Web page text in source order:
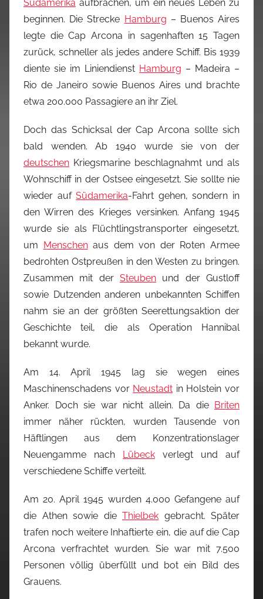
Südamerika aufbrachen, um ein neues Leben zu
beginnen. Die Strecke Hamburg – Buenos Aires
legte die Cap Arcona in sagenhaften 15 Tagen
zurück, schneller als jedes andere Schiff. Bis 1939
diente sie im Liniendienst Hamburg – Madeira –
Rio de Janeiro sowie Buenos Aires und brachte
etwa 200.000 Passagiere an ihr Ziel.
Doch das Schicksal der Cap Arcona sollte sich
bald wenden. Ab 1940 wurde sie von der
deutschen Kriegsmarine beschlagnahmt und als
Wohnschiff in der Ostsee eingesetzt. Sie sollte nie
wieder aufSüdamerika-Fahrt gehen, sondern in
den Wirren des Krieges versinken. Anfang 1945
wurde sie als Flüchtlingstransporter eingesetzt,
um
Menschenaus dem von der Roten Armee
bedrohten Ostpreußen in den Westen zu bringen.
Zusammen mit der Steuben und der Gustloff
sowie Dutzenden anderen unbekannten Schiffen
nahm sie an der größten Seerettungsaktion der
Geschichte teil, die als Operation Hannibal
bekannt wurde.
Am 14. April 1945 lag sie wegen eines
Maschinenschadens vor Neustadt in Holstein vor
Anker. Doch sie war nicht allein. Da die Briten
immer näher rückten, wurden Tausende von
Häftlingen aus dem Konzentrationslager
Neuengamme nach
Lübeck verlegt und auf
verschiedene Schiffe verteilt.
Am 20. April 1945 wurden 4.000 Gefangene auf
die Athen sowie die Thielbek gebracht. Später
trafen noch weitere Inhaftierte ein, die auf die Cap
Arcona verfrachtet wurden. Sie war mit 7.500
Personen völlig überfüllt und bot ein Bild des
Grauens.